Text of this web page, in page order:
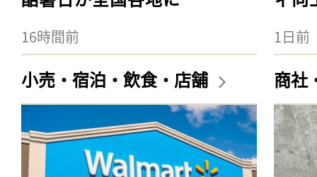
16時間前 1日前
小売・宿泊・飲食・店舗 商社